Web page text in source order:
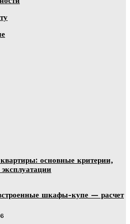
основные критерии,
шкафы-купе — расчет